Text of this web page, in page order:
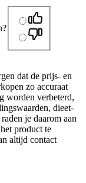
dat de prijs- en
zo accuraat
worden verbeterd,
dieet-
je daarom aan
product te
altijd contact